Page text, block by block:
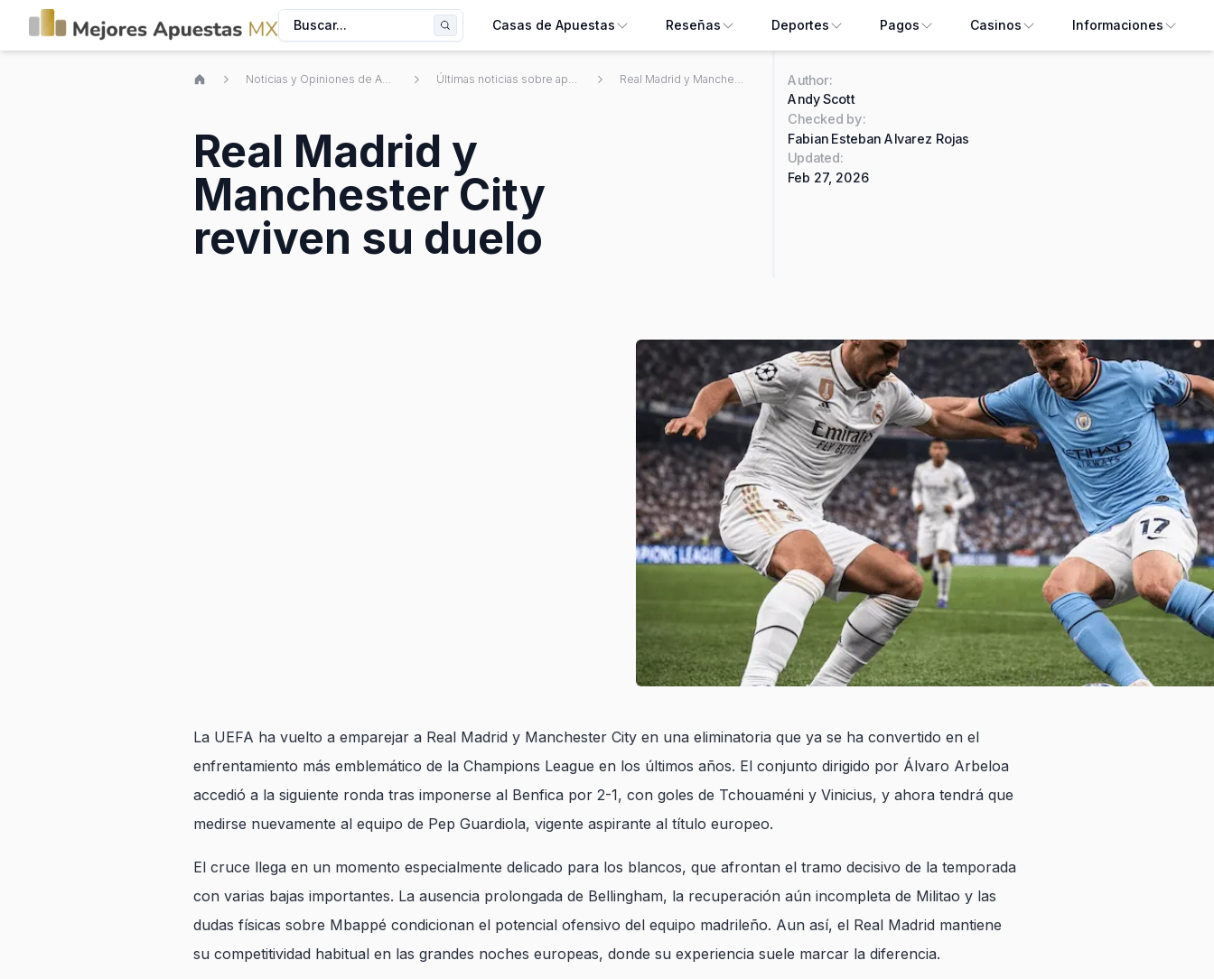
Buscar... Casas de Apuestas Reseñas Deportes Pagos Casinos Informaciones
Noticias y Opiniones de Apuestas Deportivas Mexicanas Últimas noticias sobre apuestas deportivas mexicanas Real Madrid y Manchester City reviven su duelo
Real Madrid y
Manchester City
reviven su duelo
Author:
Andy Scott
Checked by:
Fabian Esteban Alvarez Rojas
Updated:
Feb 27, 2026
La UEFA ha vuelto a emparejar a Real Madrid y Manchester City en una eliminatoria que ya se ha convertido en el
enfrentamiento más emblemático de la Champions League en los últimos años. El conjunto dirigido por Álvaro Arbeloa
accedió a la siguiente ronda tras imponerse al Benfica por 2-1, con goles de Tchouaméni y Vinicius, y ahora tendrá que
medirse nuevamente al equipo de Pep Guardiola, vigente aspirante al título europeo.
El cruce llega en un momento especialmente delicado para los blancos, que afrontan el tramo decisivo de la temporada
con varias bajas importantes. La ausencia prolongada de Bellingham, la recuperación aún incompleta de Militao y las
dudas físicas sobre Mbappé condicionan el potencial ofensivo del equipo madrileño. Aun así, el Real Madrid mantiene
su competitividad habitual en las grandes noches europeas, donde su experiencia suele marcar la diferencia.